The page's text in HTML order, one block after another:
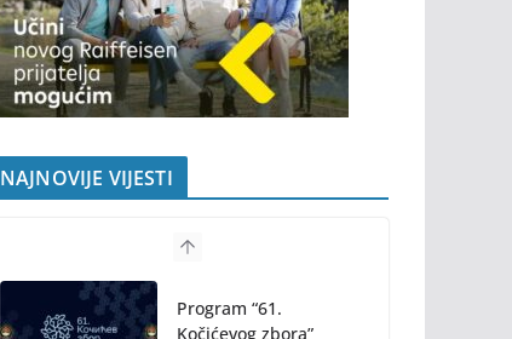
NAJNOVIJE VIJESTI
Program “61.
Kočićevog zbora”